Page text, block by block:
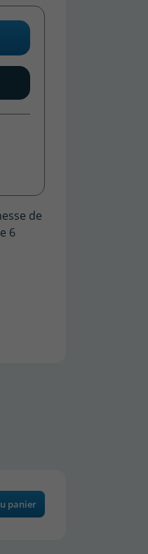
de
6
panier